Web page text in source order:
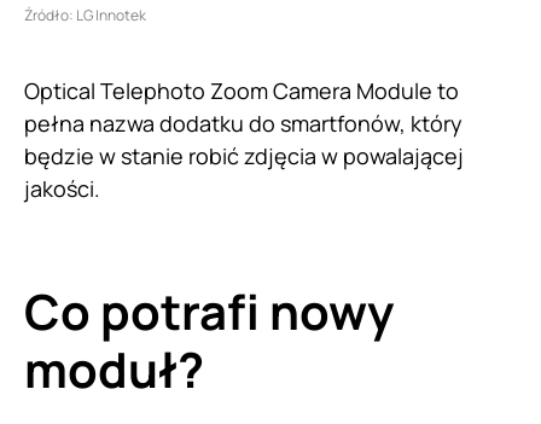
Źródło: LG Innotek
Optical Telephoto Zoom Camera Module to
pełna nazwa dodatku do smartfonów, który
będzie w stanie robić zdjęcia w powalającej
jakości.
Co potrafi nowy
moduł?